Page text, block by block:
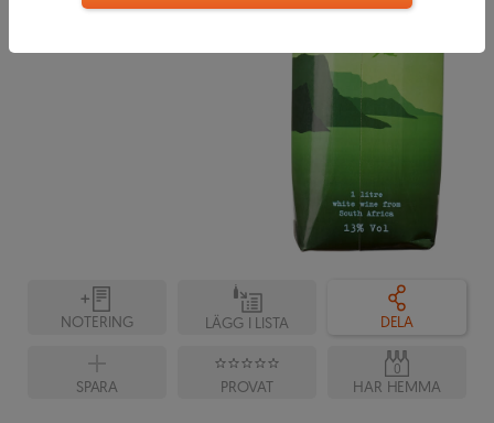
NOTERING LÄGG I LISTA DELA
SPARA PROVAT
0
HAR HEMMA